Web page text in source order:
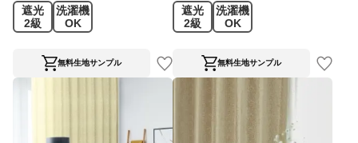
遮光
2級
洗濯機
OK
無料生地サンプル
遮光
2級
洗濯機
OK
無料生地サンプル